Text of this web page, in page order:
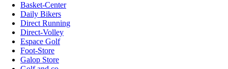
Basket-Center
Daily Bikers
Direct Running
Direct-Volley
Espace Golf
Foot-Store
Galop Store